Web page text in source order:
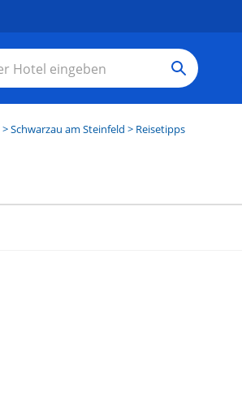
>Schwarzau am Steinfeld > Reisetipps